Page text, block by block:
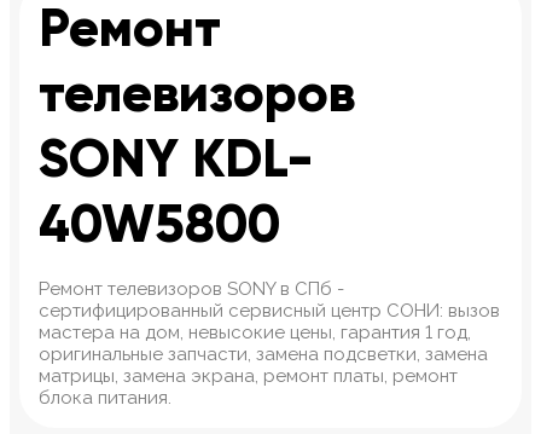
Ремонт
телевизоров
SONY KDL-
40W5800
Ремонт телевизоров SONY в СПб -
сертифицированный сервисный центр СОНИ: вызов
мастера на дом, невысокие цены, гарантия 1 год,
оригинальные запчасти, замена подсветки, замена
матрицы, замена экрана, ремонт платы, ремонт
блока питания.